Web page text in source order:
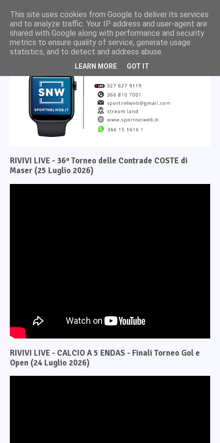
RIVIVI LIVE - 36° Torneo delle Contrade COSTE di
Maser (25 Luglio 2026)
RIVIVI LIVE - CALCIO A 5 ENDAS - Finali Torneo Gol e
Open (24 Luglio 2026)
This site uses cookies from Google to deliver its services
and to analyze traffic. Your IP address and user-agent are
shared with Google along with performance and security
metrics to ensure quality of service, generate usage
statistics, and to detect and address abuse.
LEARN MORE GOT IT